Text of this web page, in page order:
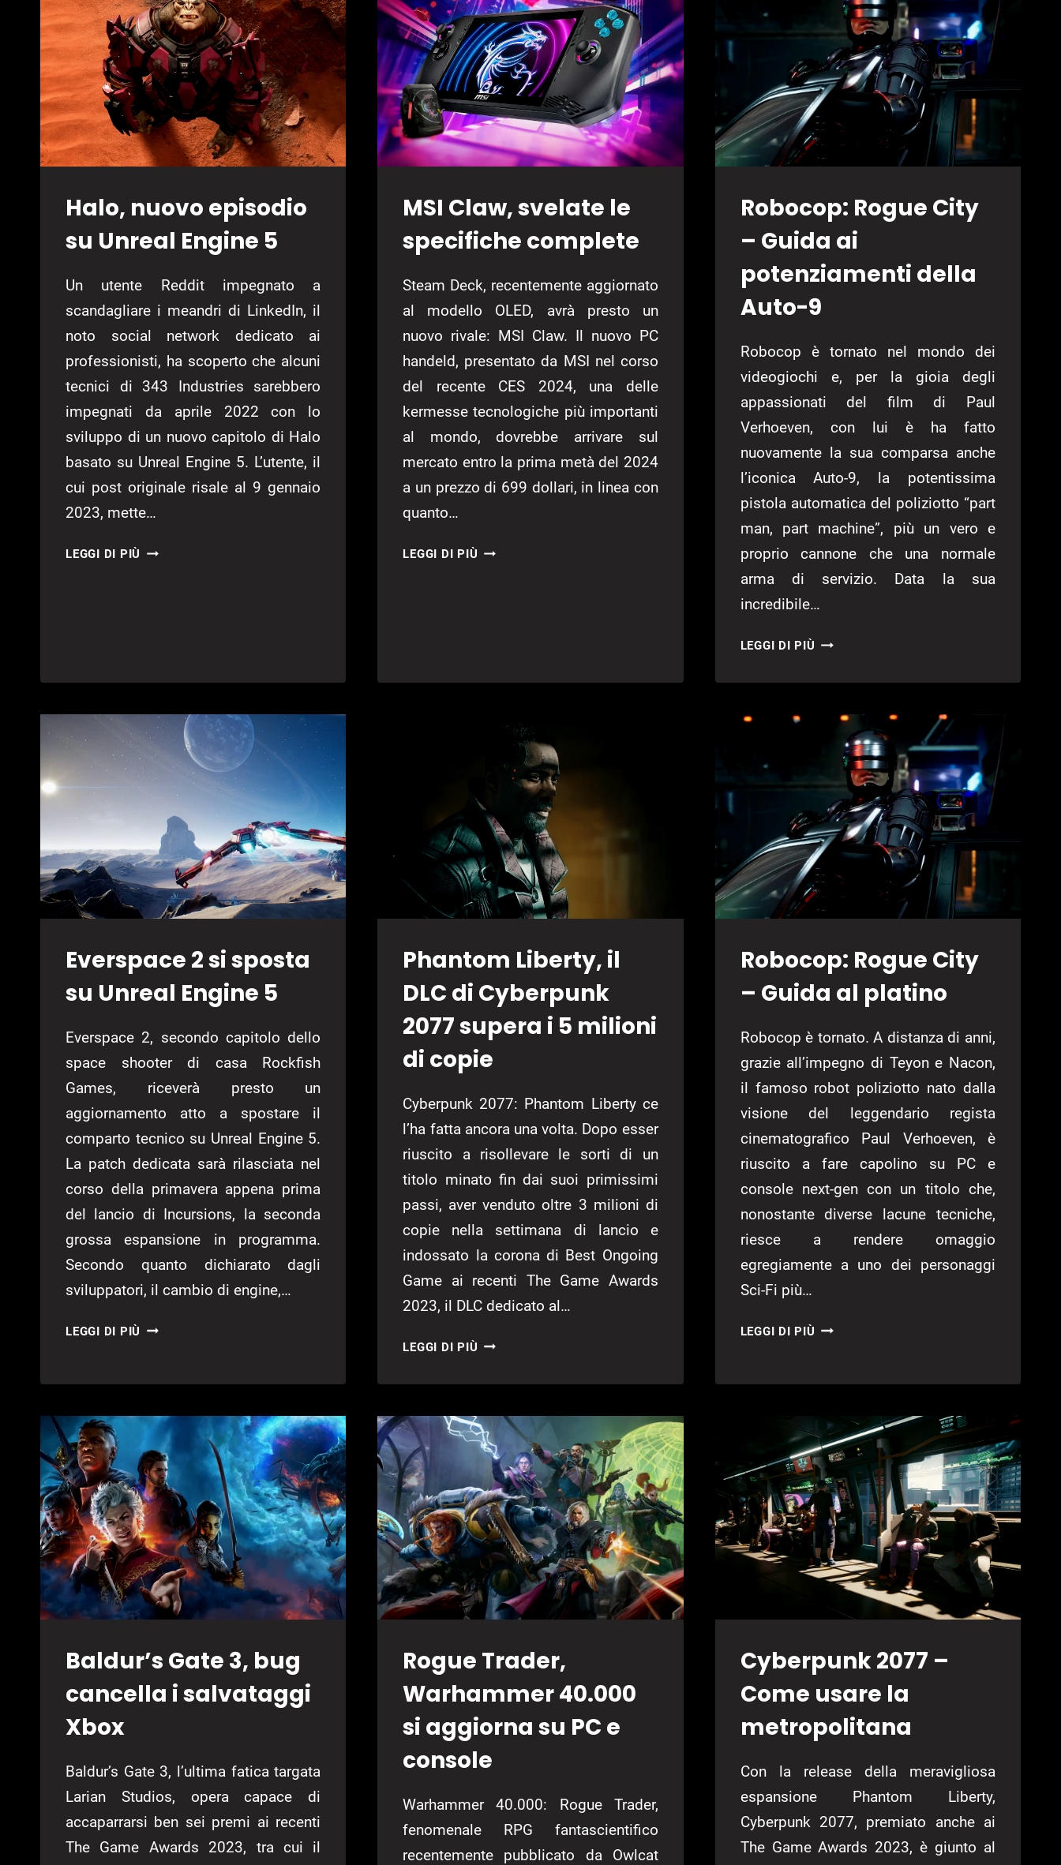
DI
HASHBANE
SAVE
IN
ARRIVO
Halo, nuovo episodio
su Unreal Engine 5
Un utente Reddit impegnato a
scandagliare i meandri di LinkedIn, il
noto social network dedicato ai
professionisti, ha scoperto che alcuni
tecnici di 343 Industries sarebbero
impegnati da aprile 2022 con lo
sviluppo di un nuovo capitolo di Halo
basato su Unreal Engine 5. L’utente, il
cui post originale risale al 9 gennaio
2023, mette…
LEGGI DI PIÙ HALO,
MSI Claw, svelate le
specifiche complete
Steam Deck, recentemente aggiornato
al modello OLED, avrà presto un
nuovo rivale: MSI Claw. Il nuovo PC
handeld, presentato da MSI nel corso
del recente CES 2024, una delle
kermesse tecnologiche più importanti
al mondo, dovrebbe arrivare sul
mercato entro la prima metà del 2024
a un prezzo di 699 dollari, in linea con
quanto…
LEGGI DI PIÙ MSI
Robocop: Rogue City
– Guida ai
potenziamenti della
Auto-9
Robocop è tornato nel mondo dei
videogiochi e, per la gioia degli
appassionati del film di Paul
Verhoeven, con lui è ha fatto
nuovamente la sua comparsa anche
l’iconica Auto-9, la potentissima
pistola automatica del poliziotto “part
man, part machine”, più un vero e
proprio cannone che una normale
arma di servizio. Data la sua
incredibile…
LEGGI DI PIÙ ROBOCOP:
CITY
GUIDA
POTENZIAMENTI
DELLA
AUTO-
9
Everspace 2 si sposta
su Unreal Engine 5
Everspace 2, secondo capitolo dello
space shooter di casa Rockfish
Games, riceverà presto un
aggiornamento atto a spostare il
comparto tecnico su Unreal Engine 5.
La patch dedicata sarà rilasciata nel
corso della primavera appena prima
del lancio di Incursions, la seconda
grossa espansione in programma.
Secondo quanto dichiarato dagli
sviluppatori, il cambio di engine,…
LEGGI DI PIÙ EVERSPACE
SPOSTA
UNREAL
ENGINE
5
Phantom Liberty, il
DLC di Cyberpunk
2077 supera i 5 milioni
di copie
Cyberpunk 2077: Phantom Liberty ce
l’ha fatta ancora una volta. Dopo esser
riuscito a risollevare le sorti di un
titolo minato fin dai suoi primissimi
passi, aver venduto oltre 3 milioni di
copie nella settimana di lancio e
indossato la corona di Best Ongoing
Game ai recenti The Game Awards
2023, il DLC dedicato al…
LEGGI DI PIÙ PHANTOM
IL
DI
CYBERPUNK
2077
SUPERA
I
5
MILIONI
DI
COPIE
Robocop: Rogue City
– Guida al platino
Robocop è tornato. A distanza di anni,
grazie all’impegno di Teyon e Nacon,
il famoso robot poliziotto nato dalla
visione del leggendario regista
cinematografico Paul Verhoeven, è
riuscito a fare capolino su PC e
console next-gen con un titolo che,
nonostante diverse lacune tecniche,
riesce a rendere omaggio
egregiamente a uno dei personaggi
Sci-Fi più…
LEGGI DI PIÙ ROBOCOP:
–
AL
PLATINO
Baldur’s Gate 3, bug
cancella i salvataggi
Xbox
Baldur’s Gate 3, l’ultima fatica targata
Larian Studios, opera capace di
accaparrarsi ben sei premi ai recenti
The Game Awards 2023, tra cui il
Rogue Trader,
Warhammer 40.000
si aggiorna su PC e
console
Warhammer 40.000: Rogue Trader,
fenomenale RPG fantascientifico
recentemente pubblicato da Owlcat
Cyberpunk 2077 –
Come usare la
metropolitana
Con la release della meravigliosa
espansione Phantom Liberty,
Cyberpunk 2077, premiato anche ai
The Game Awards 2023, è giunto al